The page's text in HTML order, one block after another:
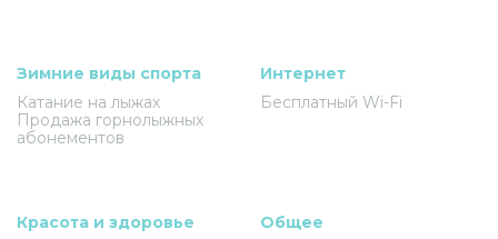
Зимние виды спорта
Катание на лыжах
Продажа горнолыжных
абонементов
Интернет
Бесплатный Wi-Fi
Красота и здоровье
Общее